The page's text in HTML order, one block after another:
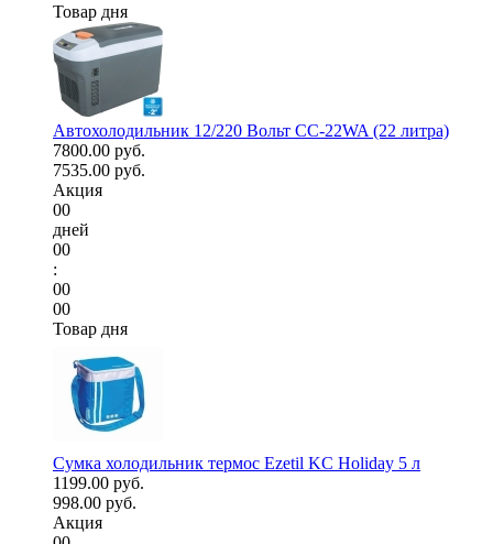
Товар дня
Автохолодильник 12/220 Вольт CC-22WA (22 литра)
7800.00 руб.
7535.00 руб.
Акция
00
дней
00
:
00
00
Товар дня
Сумка холодильник термос Ezetil KC Holiday 5 л
1199.00 руб.
998.00 руб.
Акция